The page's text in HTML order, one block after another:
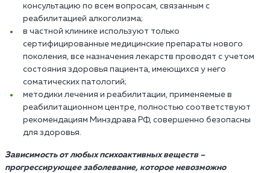
консультацию по всем вопросам, связанным с
реабилитацией алкоголизма;
в частной клинике используют только
сертифицированные медицинские препараты нового
поколения, все назначения лекарств проводят с учетом
состояния здоровья пациента, имеющихся у него
соматических патологий;
методики лечения и реабилитации, применяемые в
реабилитационном центре, полностью соответствуют
рекомендациям Минздрава РФ, совершенно безопасны
для здоровья.
Зависимость от любых психоактивных веществ –
прогрессирующее заболевание, которое невозможно